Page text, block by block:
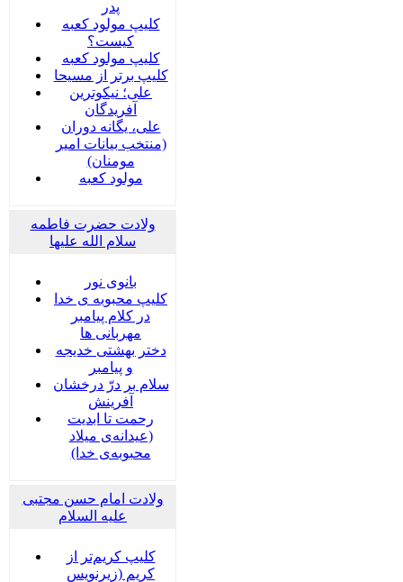
پدر
کلیپ مولود کعبه
کیست؟
کلیپ مولود کعبه
کلیپ برتر از مسیحا
علی؛ نیکوترین
آفریدگان
علی، یگانه دوران
(منتخب بیانات امیر
مومنان)
مولود کعبه
ولادت حضرت فاطمه
سلام الله علیها
بانوی نور
کلیپ محبوبه ی خدا
در کلام پیامبر
مهربانی ها
دختر بهشتی خدیجه
و پیامبر
سلام بر درّ درخشان
آفرینش
رحمت تا ابدیت
(عیدانه‌ی میلاد
محبوبه‌ی خدا)
ولادت امام حسن مجتبی
علیه السلام
کلیپ کریم‌تر از
کریم (زیرنویس